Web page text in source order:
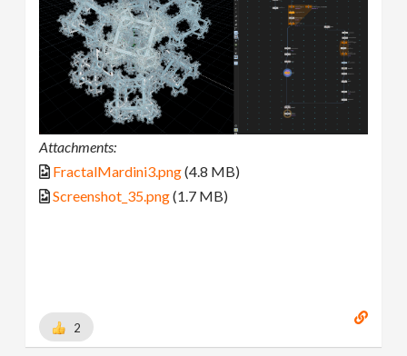
Attachments:
FractalMardini3.png(4.8 MB)
Screenshot_35.png(1.7 MB)
2